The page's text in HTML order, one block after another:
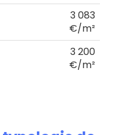
3 083
€/m²
3 200
€/m²